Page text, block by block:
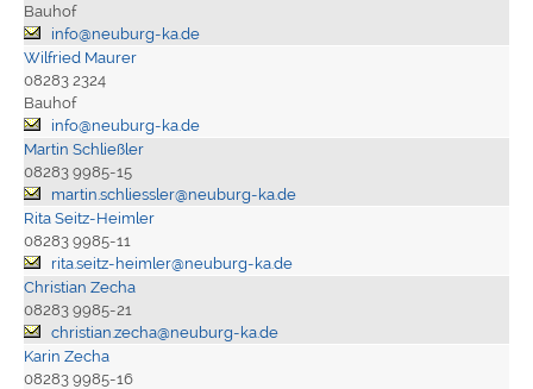
Bauhof
info@neuburg-ka.de
Wilfried Maurer
08283 2324
Bauhof
info@neuburg-ka.de
Martin Schließler
08283 9985-15
martin.schliessler@neuburg-ka.de
Rita Seitz-Heimler
08283 9985-11
rita.seitz-heimler@neuburg-ka.de
Christian Zecha
08283 9985-21
christian.zecha@neuburg-ka.de
Karin Zecha
08283 9985-16